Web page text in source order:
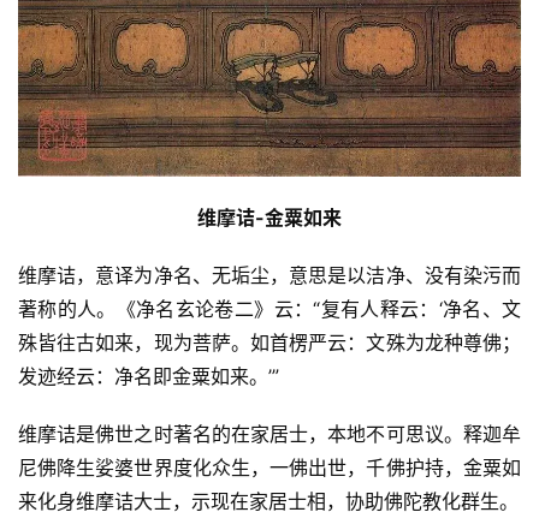
维摩诘-金粟如来
维摩诘，意译为净名、无垢尘，意思是以洁净、没有染污而
著称的人。《净名玄论卷二》云：“复有人释云：‘净名、文
殊皆往古如来，现为菩萨。如首楞严云：文殊为龙种尊佛；
发迹经云：净名即金粟如来。’”
维摩诘是佛世之时著名的在家居士，本地不可思议。释迦牟
尼佛降生娑婆世界度化众生，一佛出世，千佛护持，金粟如
来化身维摩诘大士，示现在家居士相，协助佛陀教化群生。